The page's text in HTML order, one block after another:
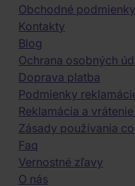
Obchodné podmienky
Kontakty
Blog
Ochrana osobných
Doprava platba
Podmienky
Reklamácia a
Zásady používania
Faq
Vernostné zľavy
O nás